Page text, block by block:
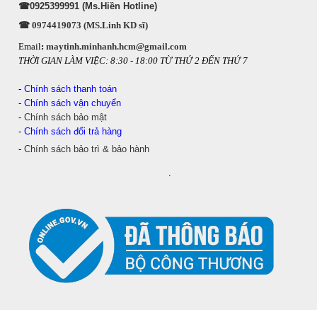
☎0925399991 (Ms.Hiền Hotline)
☎ 0974419073 (MS.Linh KD sĩ)
Email: maytinh.minhanh.hcm@gmail.com
THỜI GIAN LÀM VIỆC: 8:30 - 18:00 TỪ THỨ 2 ĐẾN THỨ 7
- Chính sách thanh toán
- Chính sách vận chuyển
- Chính sách bảo mật
- Chính sách đổi trả hàng
- Chính sách bảo trì & bảo hành